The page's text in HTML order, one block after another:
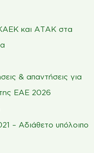
και ΑΤΑΚ στα
& απαντήσεις για
ΕΑΕ 2026
– Αδιάθετο υπόλοιπο